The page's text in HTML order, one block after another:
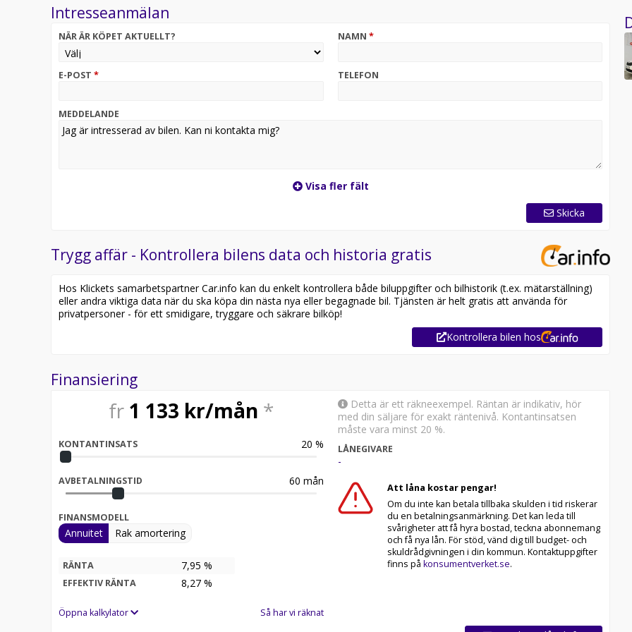
-30 dagars gratis helförsäkring via Länsförsäkring
Vi strävar efter att varje kund ska känna sig välkommen, trygg och sedd, oavsett om det är första gången
eller återkommande. Våra långvariga kunder är vår största stolthet – och vi är Reco-rekommenderade 11 år i
Se vad andra kunder säger om oss på Reco
Kontakt:
Intresseanmälan
NÄR ÄR KÖPET AKTUELLT? NAMN *
E-POST * TELEFON
MEDDELANDE
Visa fler fält
Skicka
Trygg affär - Kontrollera bilens data och historia gratis
Hos Klickets samarbetspartner Car.info kan du enkelt kontrollera både biluppgifter och bilhistorik (t.ex. mätarställning)
eller andra viktiga data när du ska köpa din nästa nya eller begagnade bil. Tjänsten är helt gratis att använda för
privatpersoner - för ett smidigare, tryggare och säkrare bilköp!
Kontrollera bilen hos
Finansiering
fr 1 133 kr/mån *
KONTANTINSATS 20 %
AVBETALNINGSTID 60 mån
FINANSMODELL
Annuitet Rak amortering
RÄNTA 7,95 %
EFFEKTIV RÄNTA 8,27 %
Öppna kalkylator Så har vi räknat
Detta är ett räkneexempel. Räntan är indikativ, hör
med din säljare för exakt räntenivå. Kontantinsatsen
måste vara minst 20 %.
LÅNEGIVARE
-
Att låna kostar pengar!
Om du inte kan betala tillbaka skulden i tid riskerar
du en betalningsanmärkning. Det kan leda till
svårigheter att få hyra bostad, teckna abonnemang
och få nya lån. För stöd, vänd dig till budget- och
skuldrådgivningen i din kommun. Kontaktuppgifter
finns på konsumentverket.se.